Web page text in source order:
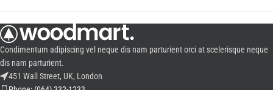
Condimentum adipiscing vel neque dis nam parturient orci at scelerisque neque
dis nam parturient.
451 Wall Street, UK, London